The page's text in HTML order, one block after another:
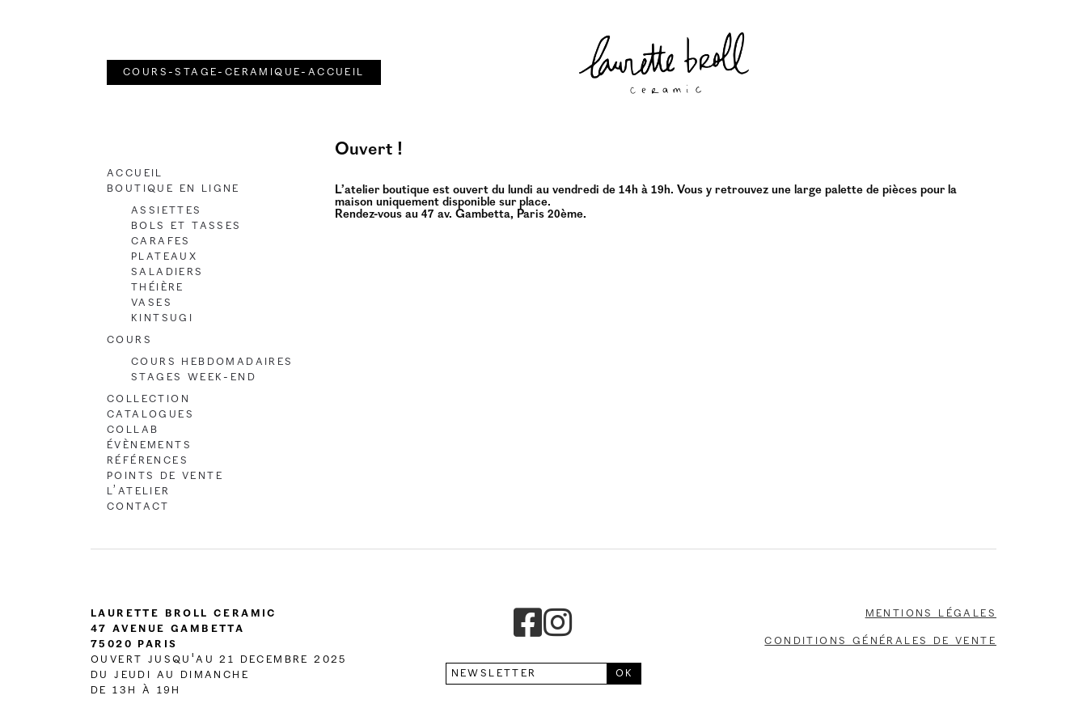
cours-stage-ceramique-accueil
Ouvert !
L’atelier boutique est ouvert du lundi au vendredi de 14h à 19h. Vous y retrouvez une large palette de pièces pour la
maison uniquement disponible sur place.
Rendez-vous au 47 av. Gambetta, Paris 20ème.
Accueil
Boutique en ligne
Assiettes
Bols et Tasses
Carafes
Plateaux
Saladiers
Théière
Vases
Kintsugi
Cours
Cours hebdomadaires
Stages Week-end
Collection
Catalogues
Collab
Évènements
Références
Points de vente
L’atelier
Contact
Laurette Broll Ceramic
47 Avenue Gambetta
75020 Paris
OUVERT JUSQU'AU 21 DECEMBRE 2025
DU JEUDI AU DIMANCHE
DE 13H À 19H
Mentions légales
Conditions générales de vente